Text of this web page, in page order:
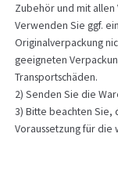
Zubehör und mit allen
Verwenden Sie ggf.
Originalverpackung
geeigneten
Transportschäden.
2) Senden Sie die
3) Bitte beachten Sie,
Voraussetzung für die